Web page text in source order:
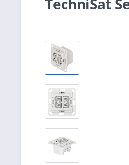
TechniSat